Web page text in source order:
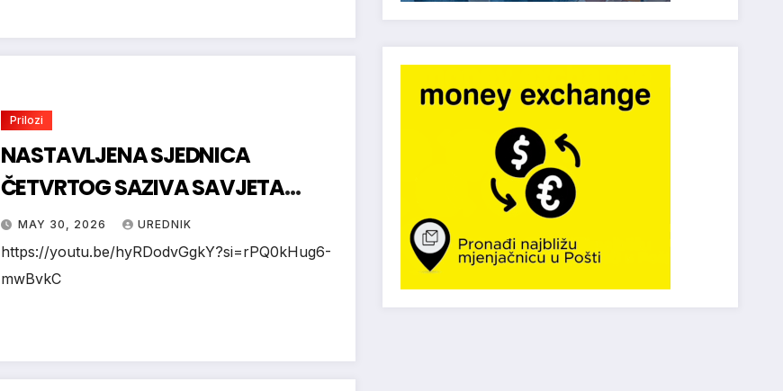
Prilozi
NASTAVLJENA SJEDNICA
ČETVRTOG SAZIVA SAVJETA
VLADE REPUBLIKE HRVATSKE ZA
HRVATE IZVAN RH
MAY 30, 2026 UREDNIK
https://youtu.be/hyRDodvGgkY?si=rPQ0kHug6-
mwBvkC